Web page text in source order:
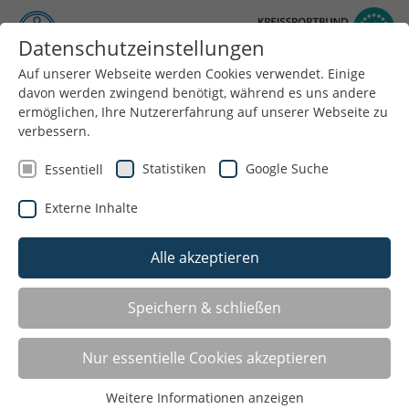
Menü
Schulgutscheine für
Vereinsmitgliedschaften im Kreis Wesel
Datenschutzeinstellungen
Auf unserer Webseite werden Cookies verwendet. Einige
davon werden zwingend benötigt, während es uns andere
ermöglichen, Ihre Nutzererfahrung auf unserer Webseite zu
verbessern.
Essentiell Statistiken Google Suche
Externe Inhalte
Alle akzeptieren
Speichern & schließen
Nur essentielle Cookies akzeptieren
Weitere Informationen anzeigen